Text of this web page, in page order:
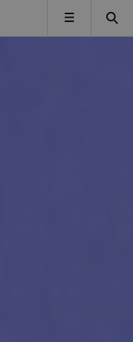
MENY